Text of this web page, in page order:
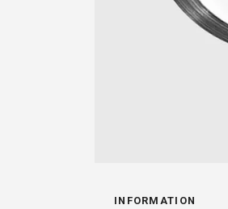
INFORMATION